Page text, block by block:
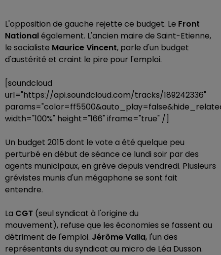
L'opposition de gauche rejette ce budget. Le Front
Nationalégalement. L'ancien maire de Saint-Etienne,
le socialiste Maurice Vincent, parle d'un budget
d'austérité et craint le pire pour l'emploi.
[soundcloud
url="https://api.soundcloud.com/tracks/189242336"
width="100%" height="166" iframe="true" /]
Un budget 2015 dont le vote a été quelque peu
perturbé en début de séance ce lundi soir par des
agents municipaux, en grève depuis vendredi. Plusieurs
grévistes munis d'un mégaphone se sont fait
entendre.
La CGT (seul syndicat à l'origine du
mouvement), refuse que les économies se fassent au
détriment de l'emploi. Jérôme Valla, l'un des
représentants du syndicat au micro de Léa Dusson.